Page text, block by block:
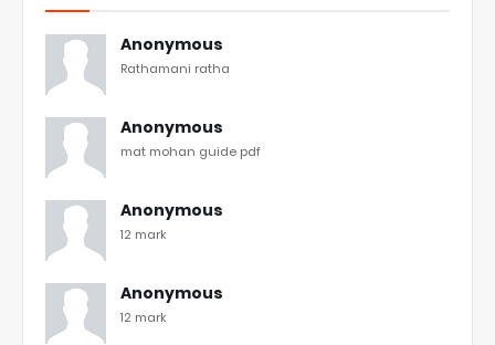
Anonymous
Rathamani ratha
Anonymous
mat mohan guide pdf
Anonymous
12 mark
Anonymous
12 mark